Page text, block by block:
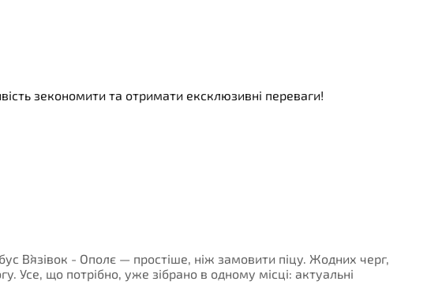
зекономити та отримати ексклюзивні переваги!
В`язівок - Ополє — простіше, ніж замовити піцу. Жодних черг,
Усе, що потрібно, уже зібрано в одному місці: актуальні